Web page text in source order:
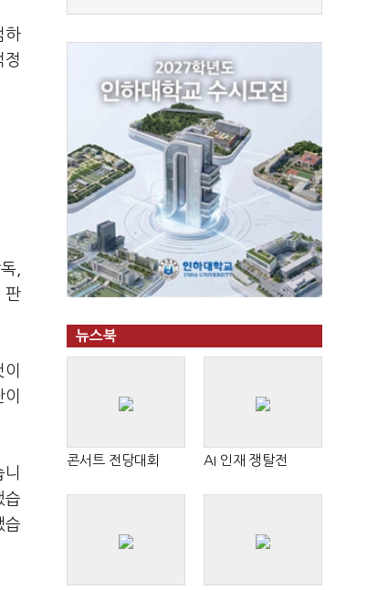
하
정
,
판
습
습
뉴스북
콘서트 전당대회 AI 인재 쟁탈전